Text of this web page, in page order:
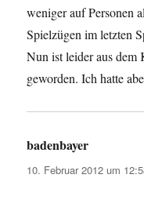
weniger auf Personen
Spielzügen im letzten
Nun ist leider aus dem
geworden. Ich hatte
badenbayer
10. Februar 2012 um